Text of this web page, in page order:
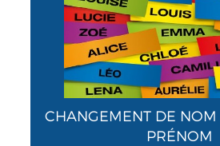
CHANGEMENT DE NOM
PRÉNOM